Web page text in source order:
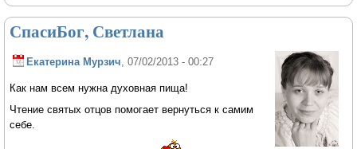
СпасиБог, Светлана
Екатерина Мурзич , 07/02/2013 - 00:27
Как нам всем нужна духовная пища!
Чтение святых отцов помогает вернуться к самим
себе.